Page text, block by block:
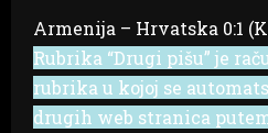
Armenija – Hrvatska 0:1
Rubrika “Drugi pišu” je
rubrika u kojoj se
drugih web stranica